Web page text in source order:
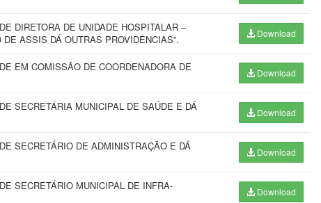
DIRETORA DE UNIDADE HOSPITALAR –
ASSIS DÁ OUTRAS PROVIDÊNCIAS”.
Download
EM COMISSÃO DE COORDENADORA DE
Download
SECRETÁRIA MUNICIPAL DE SAÚDE E DÁ
Download
SECRETÁRIO DE ADMINISTRAÇÃO E DÁ
Download
SECRETÁRIO MUNICIPAL DE INFRA-
Download